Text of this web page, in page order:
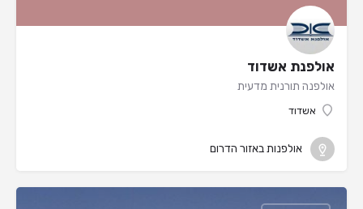
אולפנת אשדוד
אולפנה תורנית מדעית
אשדוד
אולפנות באזור הדרום